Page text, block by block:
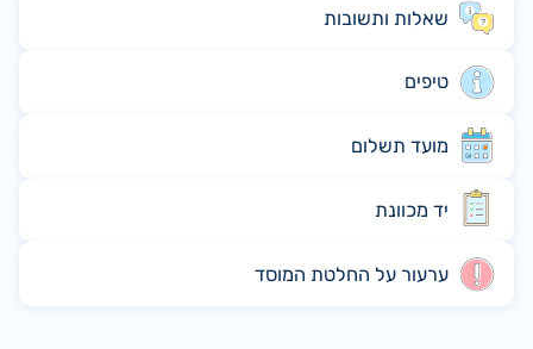
שאלות ותשובות
טיפים
מועד תשלום
יד מכוונת
ערעור על החלטת המוסד